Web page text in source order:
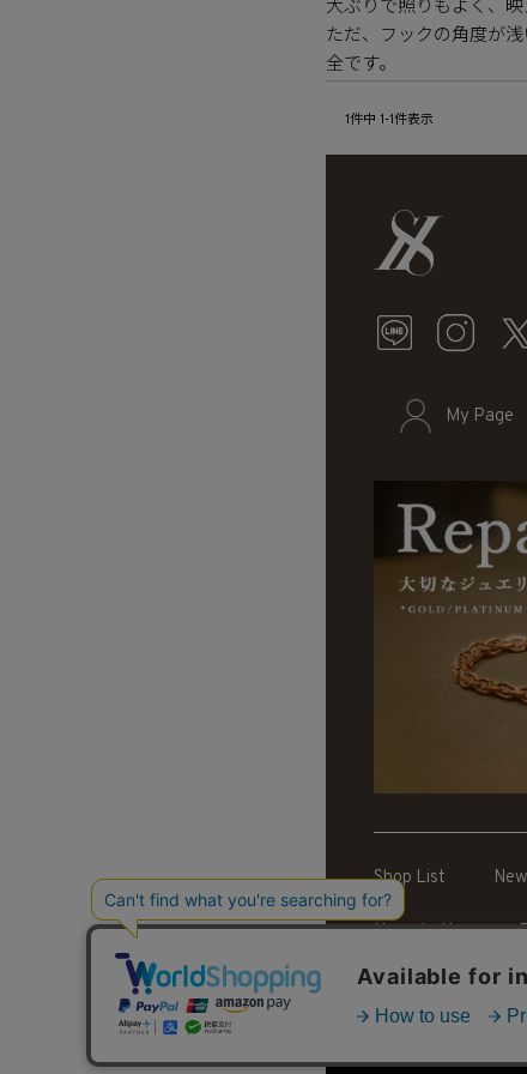
大ぶりで照りもよく、映
ただ、フックの角度が
全です。
1件中 1-1件表示
My Page
Shop List
News Letter